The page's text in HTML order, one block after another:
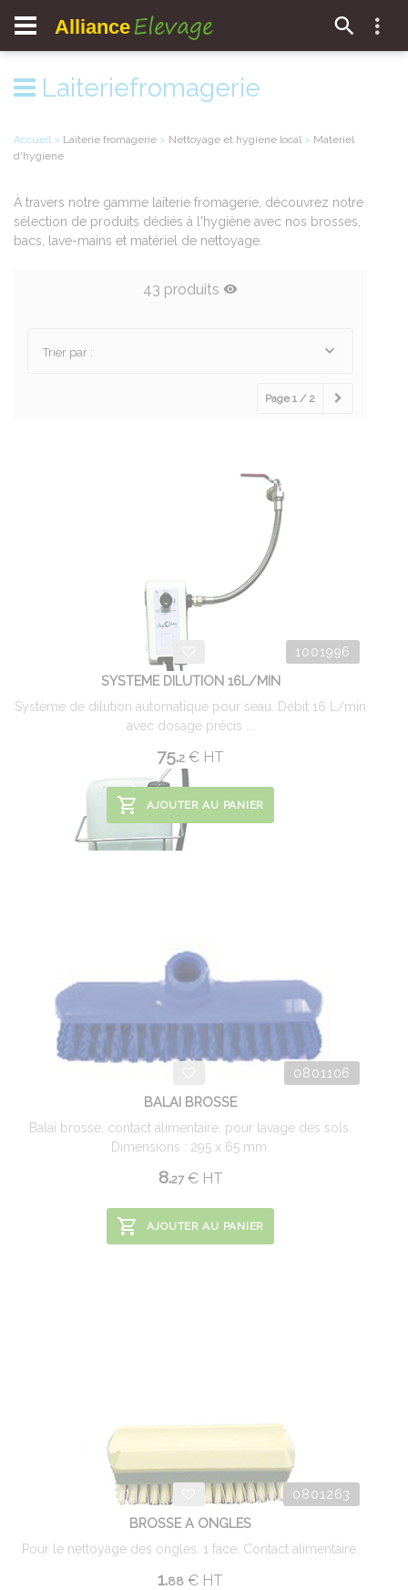
Alliance Elevage
Laiteriefromagerie
Accueil > Laiterie fromagerie > Nettoyage et hygiene local > Materiel
d'hygiene
À travers notre gamme laiterie fromagerie, découvrez notre
sélection de produits dédiés à l'hygiène avec nos brosses,
bacs, lave-mains et matériel de nettoyage.
43 produits
Trier par :
Page 1 / 2
1001996
SYSTEME DILUTION 16L/MIN
Système de dilution automatique pour seau. Débit 16 L/min
avec dosage précis ...
75.2 € HT
AJOUTER AU PANIER
0801106
BALAI BROSSE
Balai brosse, contact alimentaire, pour lavage des sols.
Dimensions : 295 x 65 mm.
8.27 €HT
AJOUTER AU PANIER
0801263
BROSSE A ONGLES
Pour le nettoyage des ongles. 1 face. Contact alimentaire.
1.88 € HT